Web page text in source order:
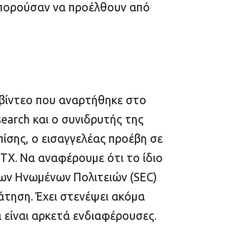
να προέλθουν από
που αναρτήθηκε στο
και ο συνιδρυτής της
ο εισαγγελέας προέβη σε
Να αναφέρουμε ότι το ίδιο
Ηνωμένων Πολιτειών (SEC)
Έχει στενέψει ακόμα
αρκετά ενδιαφέρουσες.